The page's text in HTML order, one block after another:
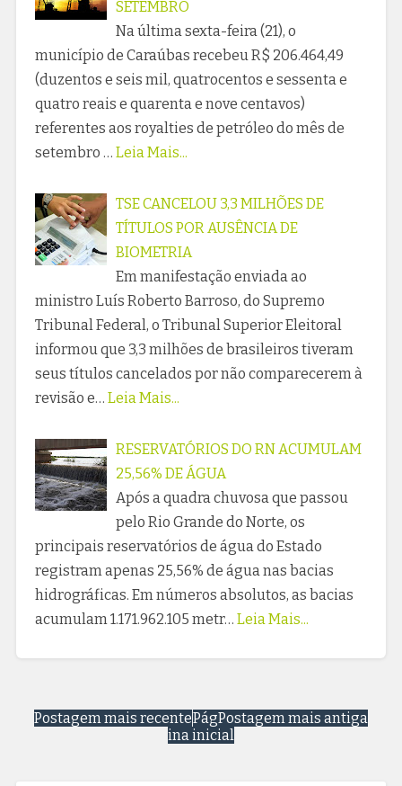
SETEMBRO
Na última sexta-feira (21), o
município de Caraúbas recebeu R$ 206.464,49
(duzentos e seis mil, quatrocentos e sessenta e
quatro reais e quarenta e nove centavos)
referentes aos royalties de petróleo do mês de
setembro … Leia Mais...
TSE CANCELOU 3,3 MILHÕES DE
TÍTULOS POR AUSÊNCIA DE
BIOMETRIA
Em manifestação enviada ao
ministro Luís Roberto Barroso, do Supremo
Tribunal Federal, o Tribunal Superior Eleitoral
informou que 3,3 milhões de brasileiros tiveram
seus títulos cancelados por não comparecerem à
revisão e… Leia Mais...
RESERVATÓRIOS DO RN ACUMULAM
25,56% DE ÁGUA
Após a quadra chuvosa que passou
pelo Rio Grande do Norte, os
principais reservatórios de água do Estado
registram apenas 25,56% de água nas bacias
hidrográficas. Em números absolutos, as bacias
acumulam 1.171.962.105 metr… Leia Mais...
Postagem mais recente Postagem mais antiga
Pág
ina inicial